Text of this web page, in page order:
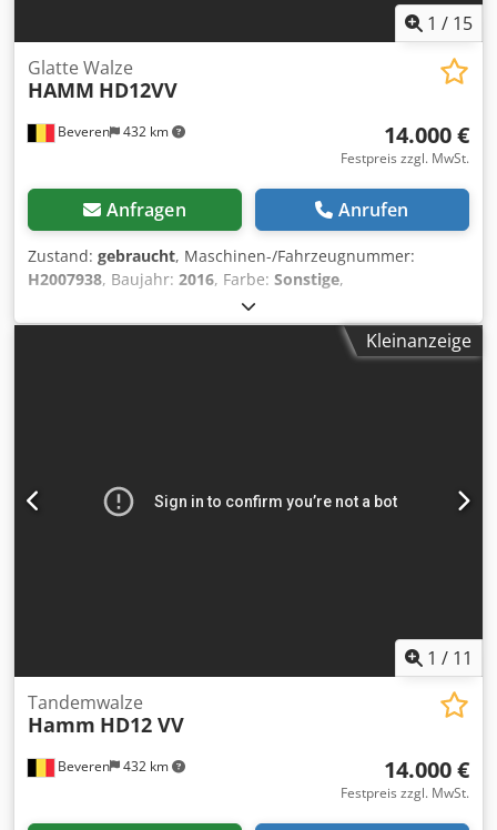
1 / 15
Beveren 432 km
Glatte Walze
HAMM HD12VV
14.000 €
Festpreis zzgl. MwSt.
Anfragen Anrufen
Zustand: gebraucht, Maschinen-/Fahrzeugnummer:
H2007938, Baujahr: 2016, Farbe: Sonstige,
, Maschinen zu verkaufen!
Durchstöbern Sie unsere Website und entdecken Sie eine
Vielzahl von sofort verfügbaren Maschinen. Wir haben
unterstützen Sie gerne auf Niederländisch, Englisch,
Französisch, Deutsch, Spanisch und Russisch. Entdecken
Kleinanzeige
1 / 11
Beveren 432 km
Tandemwalze
Hamm HD12 VV
14.000 €
Festpreis zzgl. MwSt.